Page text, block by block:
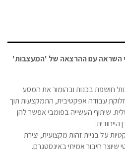
השראה עם ההרצאה של 'המעצבות'
חושפת בכנות ובהומור את המסע
עבודה אפקטיבית, התמקצעות תוך
שיתוף העשייה בפומבי אפשר להן
על בניית זהות מקצועית, יצירת
שיוצר חיבור אמיתי באינסטגרם.